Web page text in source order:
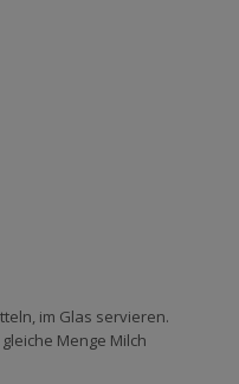
im Glas servieren.
Menge Milch